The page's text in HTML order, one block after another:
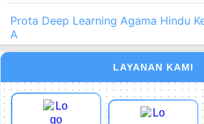
Prota Deep Learning Agama Hindu
A
LAYANAN KAMI